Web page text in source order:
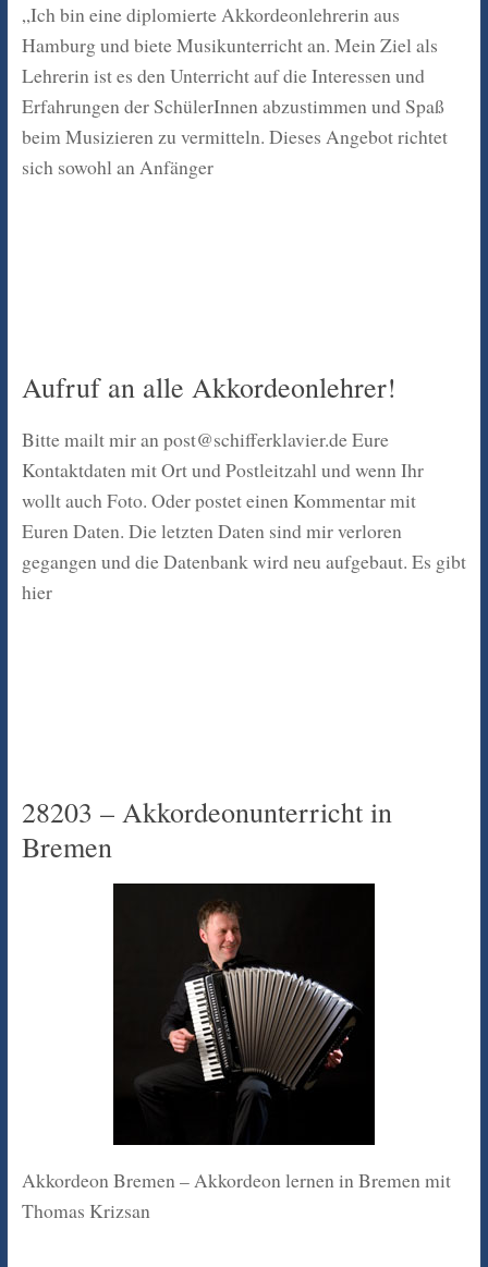
„Ich bin eine diplomierte Akkordeonlehrerin aus
Hamburg und biete Musikunterricht an. Mein Ziel als
Lehrerin ist es den Unterricht auf die Interessen und
Erfahrungen der SchülerInnen abzustimmen und Spaß
beim Musizieren zu vermitteln. Dieses Angebot richtet
sich sowohl an Anfänger
Aufruf an alle Akkordeonlehrer!
Bitte mailt mir an post@schifferklavier.de Eure
Kontaktdaten mit Ort und Postleitzahl und wenn Ihr
wollt auch Foto. Oder postet einen Kommentar mit
Euren Daten. Die letzten Daten sind mir verloren
gegangen und die Datenbank wird neu aufgebaut. Es gibt
hier
28203 – Akkordeonunterricht in
Bremen
Akkordeon Bremen – Akkordeon lernen in Bremen mit
Thomas Krizsan